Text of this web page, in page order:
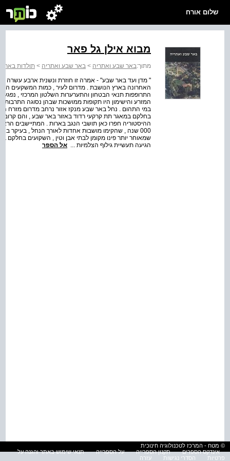
שלום אורח
מבוא אילן גל פאר
מתוך:באר שבע ואתריה > באר שבע ואתריה > תולדות באר
" מדן ועד באר שבע" - אמרה זו חוזרת ונשנית ארבע עשרה
האחרונה בארץ הנושבת . מדרום לעיר , כמות המשקעים
התרופפות תנאי הבטחון והתערערות השלטון המרכזי ,
המזרע והישימון היו תקופות ממושכות שבהן נסוגה
במי התהום . נחל באר שבע מנקז אזור נרחב מדרום מזרח
בחלקם במאגר תת קרקעי רדוד באזור באר שבע , והם
000 שנה , שהקימו מושבות אחדות לאורך הנחל , בעיקר
שמאוחר יותר פינו מקומן לבתי אבן וטין , השקועים
הגיעה תעשיית גילוף הצלמיות ... אל הספר
© מטח - המרכז לטכנולוגיה חינוכית
אינדקס הספרים
תקנון הספרייה על הספרייה
תנאי שימוש באתר והגנה על
פרטיות
הסדרי נגישות עזרה